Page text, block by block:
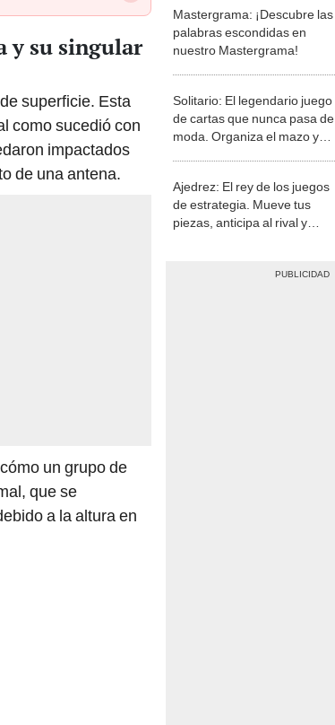
y su singular
superficie. Esta
como sucedió con
impactados
de una antena.
un grupo de
que se
a la altura en
Mastergrama: ¡Descubre las
palabras escondidas en
nuestro Mastergrama!
Solitario: El legendario juego
de cartas que nunca pasa de
moda. Organiza el mazo y
Ajedrez: El rey de los juegos
de estrategia. Mueve tus
piezas, anticipa al rival y